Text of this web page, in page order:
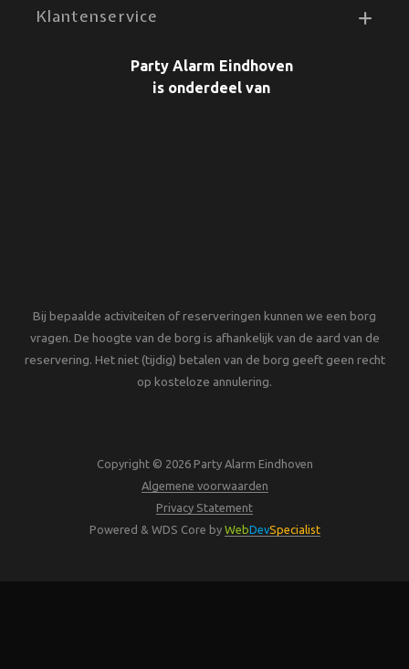
Klantenservice
Party Alarm Eindhoven
is onderdeel van
Bij bepaalde activiteiten of reserveringen kunnen we een borg
vragen. De hoogte van de borg is afhankelijk van de aard van de
reservering. Het niet (tijdig) betalen van de borg geeft geen recht
op kosteloze annulering.
Copyright © 2026 Party Alarm Eindhoven
Algemene voorwaarden
Privacy Statement
Powered & WDS Core by WebDevSpecialist